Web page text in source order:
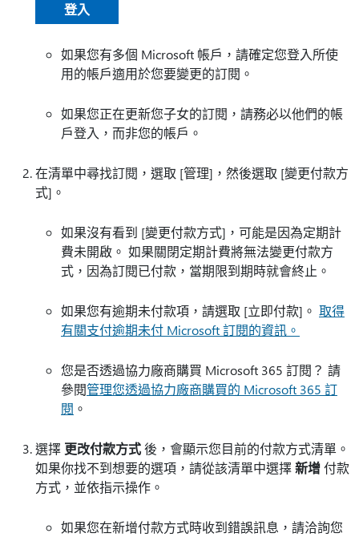
登入
如果您有多個 Microsoft 帳戶，請確定您登入所使
用的帳戶適用於您要變更的訂閱。
如果您正在更新您子女的訂閱，請務必以他們的帳
戶登入，而非您的帳戶。
在清單中尋找訂閱，選取 [管理] ，然後選取 [變更付款方
式] 。
如果沒有看到 [變更付款方式] ，可能是因為定期計
費未開啟。 如果關閉定期計費將無法變更付款方
式，因為訂閱已付款，當期限到期時就會終止。
如果您有逾期未付款項，請選取 [立即付款] 。 取得
有關支付逾期未付 Microsoft 訂閱的資訊。
您是否透過協力廠商購買 Microsoft 365 訂閱？ 請
參閱管理您透過協力廠商購買的 Microsoft 365 訂
閱 。
選擇 更改付款方式後，會顯示您目前的付款方式清單。
如果你找不到想要的選項，請從該清單中選擇新增付款
方式，並依指示操作。
如果您在新增付款方式時收到錯誤訊息，請洽詢您